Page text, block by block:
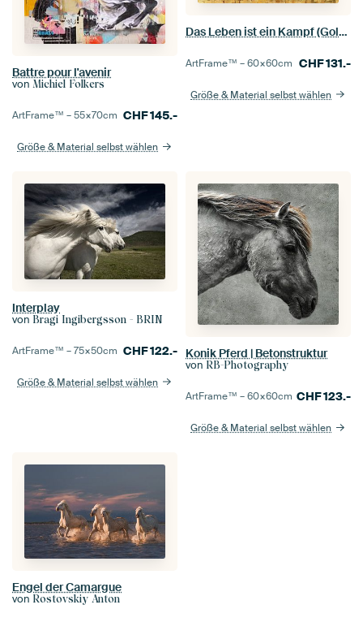
Battre pour l'avenir
von Michiel Folkers
ArtFrame™ –55×70cm CHF145.-
Größe & Material selbst wählen
Das Leben ist ein Kampf (Goldener Reiter), Gustav Klimt
ArtFrame™ –60×60cm CHF131.-
Größe & Material selbst wählen
Interplay
von Bragi Ingibergsson - BRIN
ArtFrame™ –75×50cm CHF122.-
Größe & Material selbst wählen
Konik Pferd | Betonstruktur
von RB-Photography
ArtFrame™ –60×60cm CHF123.-
Größe & Material selbst wählen
Engel der Camargue
von Rostovskiy Anton